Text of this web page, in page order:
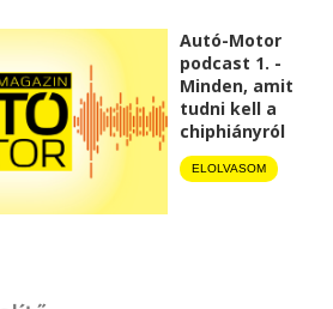
Autó-Motor
podcast 1. -
Minden, amit
tudni kell a
chiphiányról
ELOLVASOM